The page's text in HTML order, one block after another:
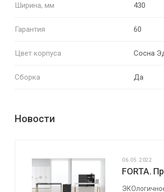
Ширина, мм 430
Гарантия 60
Цвет корпуса Сосна
Сборка Да
Новости
06.05.2022
FORTA.